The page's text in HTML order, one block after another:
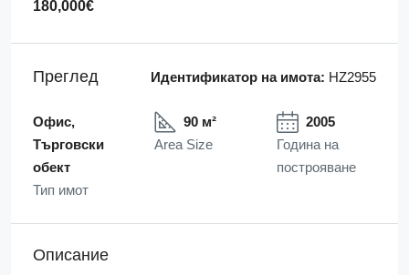
180,000€
Преглед Идентификатор на имота: HZ2955
Офис,
Търговски
обект
Тип имот
90 м²
Area Size
2005
Година на
построяване
Описание